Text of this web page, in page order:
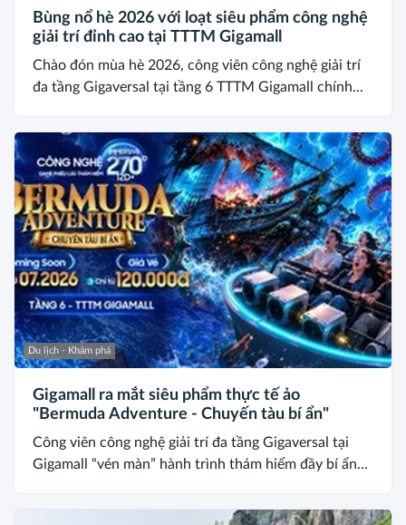
Bùng nổ hè 2026 với loạt siêu phẩm công nghệ
giải trí đỉnh cao tại TTTM Gigamall
Chào đón mùa hè 2026, công viên công nghệ giải trí
đa tầng Gigaversal tại tầng 6 TTTM Gigamall chính...
Du lịch - Khám phá
Gigamall ra mắt siêu phẩm thực tế ảo
"Bermuda Adventure - Chuyến tàu bí ẩn"
Công viên công nghệ giải trí đa tầng Gigaversal tại
Gigamall “vén màn” hành trình thám hiểm đầy bí ẩn...